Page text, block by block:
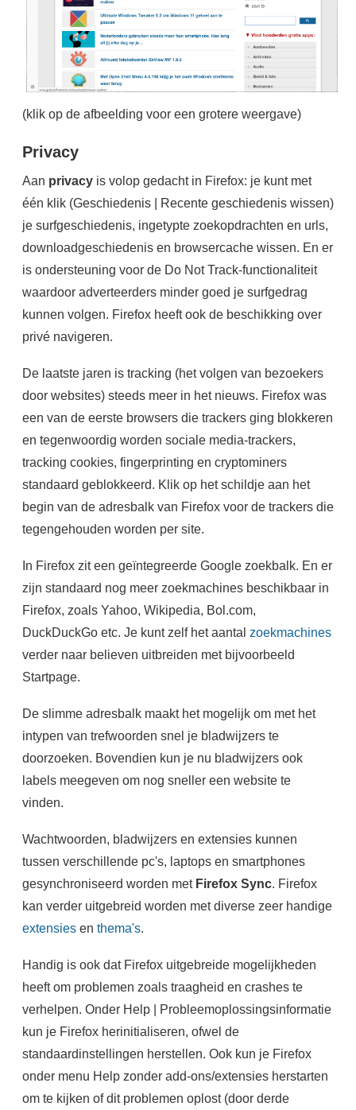
(klik op de afbeelding voor een grotere weergave)
Privacy
Aan privacyis volop gedacht in Firefox: je kunt met
één klik (Geschiedenis | Recente geschiedenis wissen)
je surfgeschiedenis, ingetypte zoekopdrachten en urls,
downloadgeschiedenis en browsercache wissen. En er
is ondersteuning voor de Do Not Track-functionaliteit
waardoor adverteerders minder goed je surfgedrag
kunnen volgen. Firefox heeft ook de beschikking over
privé navigeren.
De laatste jaren is tracking (het volgen van bezoekers
door websites) steeds meer in het nieuws. Firefox was
een van de eerste browsers die trackers ging blokkeren
en tegenwoordig worden sociale media-trackers,
tracking cookies, fingerprinting en cryptominers
standaard geblokkeerd. Klik op het schildje aan het
begin van de adresbalk van Firefox voor de trackers die
tegengehouden worden per site.
In Firefox zit een geïntegreerde Google zoekbalk. En er
zijn standaard nog meer zoekmachines beschikbaar in
Firefox, zoals Yahoo, Wikipedia, Bol.com,
DuckDuckGo etc. Je kunt zelf het aantal zoekmachines
verder naar believen uitbreiden met bijvoorbeeld
Startpage.
De slimme adresbalk maakt het mogelijk om met het
intypen van trefwoorden snel je bladwijzers te
doorzoeken. Bovendien kun je nu bladwijzers ook
labels meegeven om nog sneller een website te
vinden.
Wachtwoorden, bladwijzers en extensies kunnen
tussen verschillende pc's, laptops en smartphones
gesynchroniseerd worden met Firefox Sync. Firefox
kan verder uitgebreid worden met diverse zeer handige
extensiesen thema's.
Handig is ook dat Firefox uitgebreide mogelijkheden
heeft om problemen zoals traagheid en crashes te
verhelpen. Onder Help | Probleemoplossingsinformatie
kun je Firefox herinitialiseren, ofwel de
standaardinstellingen herstellen. Ook kun je Firefox
onder menu Help zonder add-ons/extensies herstarten
om te kijken of dit problemen oplost (door derde